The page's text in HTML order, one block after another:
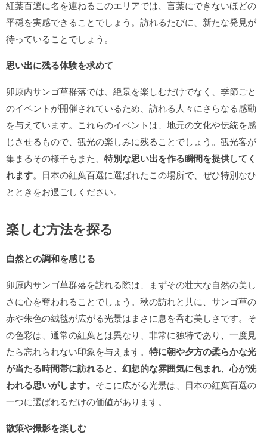
紅葉百選に名を連ねるこのエリアでは、言葉にできないほどの
平穏を実感できることでしょう。訪れるたびに、新たな発見が
待っていることでしょう。
思い出に残る体験を求めて
卯原内サンゴ草群落では、絶景を楽しむだけでなく、季節ごと
のイベントが開催されているため、訪れる人々にさらなる感動
を与えています。これらのイベントは、地元の文化や伝統を感
じさせるもので、観光の楽しみに残ることでしょう。観光客が
集まるその様子もまた、 特別な思い出を作る瞬間を提供してく
れます。日本の紅葉百選に選ばれたこの場所で、ぜひ特別なひ
とときをお過ごしください。
楽しむ方法を探る
自然との調和を感じる
卯原内サンゴ草群落を訪れる際は、まずその壮大な自然の美し
さに心を奪われることでしょう。秋の訪れと共に、サンゴ草の
赤や朱色の絨毯が広がる光景はまさに息を呑む美しさです。そ
の色彩は、通常の紅葉とは異なり、非常に独特であり、一度見
たら忘れられない印象を与えます。 特に朝や夕方の柔らかな光
が当たる時間帯に訪れると、幻想的な雰囲気に包まれ、心が洗
われる思いがします。 そこに広がる光景は、日本の紅葉百選の
一つに選ばれるだけの価値があります。
散策や撮影を楽しむ